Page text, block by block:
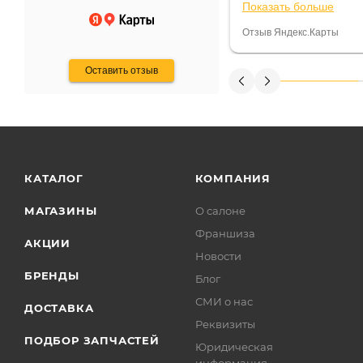
Оставить отзыв
постоянно были на
Считаю, что это
Показать больше
Отзыв Яндекс.Карты
КАТАЛОГ
МАГАЗИНЫ
АКЦИИ
БРЕНДЫ
ДОСТАВКА
ПОДБОР ЗАПЧАСТЕЙ
КОМПАНИЯ
О салоне
Франшиза
Новости
Блог
СМИ о нас
Реквизиты
Юридическая